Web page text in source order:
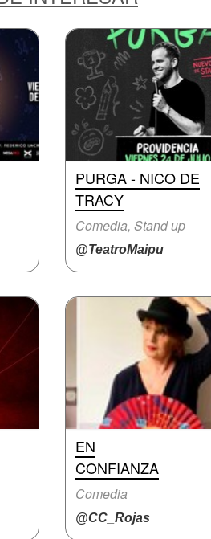
PURGA - NICO DE
TRACY
Comedia, Stand up
@TeatroMaipu
EN
CONFIANZA
Comedia
@CC_Rojas